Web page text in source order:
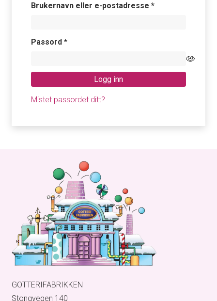
Brukernavn eller e-postadresse *Påkrevd
Passord *Påkrevd
Logg inn
Mistet passordet ditt?
GOTTERIFABRIKKEN
Stongvegen 140